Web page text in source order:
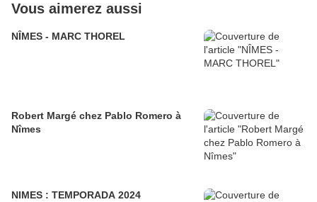
Vous aimerez aussi
NÎMES - MARC THOREL
Robert Margé chez Pablo Romero à
Nîmes
NIMES : TEMPORADA 2024